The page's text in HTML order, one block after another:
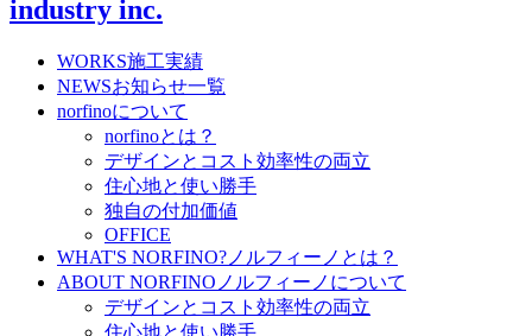
WORKS施工実績
NEWSお知らせ一覧
norfinoについて
norfinoとは？
デザインとコスト効率性の両立
住心地と使い勝手
独自の付加価値
OFFICE
WHAT'S NORFINO? ノルフィーノとは？
ABOUT NORFINO ノルフィーノについて
デザインとコスト効率性の両立
住心地と使い勝手